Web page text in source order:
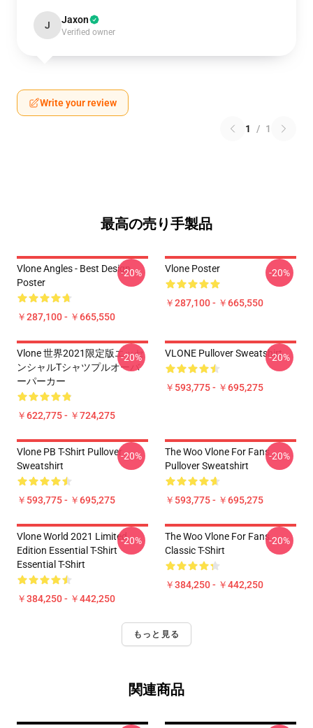
J Jaxon
Verified owner
Write your review
1 / 1
最高の売り手製品
Vlone Angles - Best Design
Poster
￥287,100 - ￥665,550
-20% Vlone Poster
￥287,100 - ￥665,550
-20%
Vlone 世界2021限定版エッセ
ンシャルTシャツプルオーバ
ーパーカー
￥622,775 - ￥724,275
-20% VLONE Pullover Sweatshirt
￥593,775 - ￥695,275
-20%
Vlone PB T-Shirt Pullover
Sweatshirt
￥593,775 - ￥695,275
-20%
The Woo Vlone For Fans
Pullover Sweatshirt
￥593,775 - ￥695,275
-20%
Vlone World 2021 Limited
Edition Essential T-Shirt
Essential T-Shirt
￥384,250 - ￥442,250
-20%
The Woo Vlone For Fans
Classic T-Shirt
￥384,250 - ￥442,250
-20%
もっと見る
関連商品